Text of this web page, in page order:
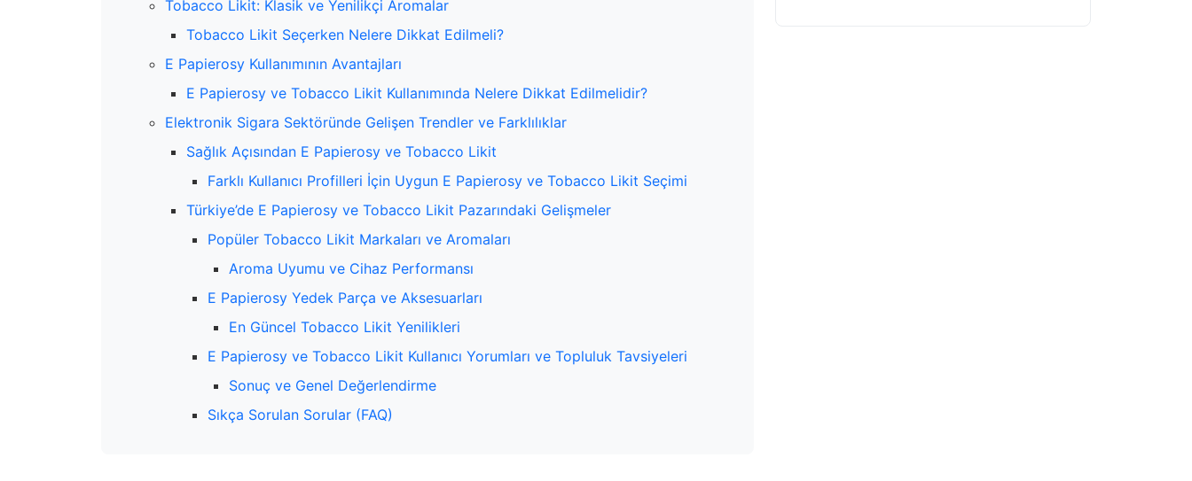
Tobacco Likit: Klasik ve Yenilikçi Aromalar
Tobacco Likit Seçerken Nelere Dikkat Edilmeli?
E Papierosy Kullanımının Avantajları
E Papierosy ve Tobacco Likit Kullanımında Nelere Dikkat Edilmelidir?
Elektronik Sigara Sektöründe Gelişen Trendler ve Farklılıklar
Sağlık Açısından E Papierosy ve Tobacco Likit
Farklı Kullanıcı Profilleri İçin Uygun E Papierosy ve Tobacco Likit Seçimi
Türkiye’de E Papierosy ve Tobacco Likit Pazarındaki Gelişmeler
Popüler Tobacco Likit Markaları ve Aromaları
Aroma Uyumu ve Cihaz Performansı
E Papierosy Yedek Parça ve Aksesuarları
En Güncel Tobacco Likit Yenilikleri
E Papierosy ve Tobacco Likit Kullanıcı Yorumları ve Topluluk Tavsiyeleri
Sonuç ve Genel Değerlendirme
Sıkça Sorulan Sorular (FAQ)